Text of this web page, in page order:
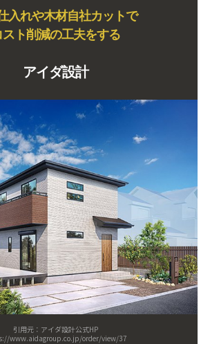
入れや木材自社カットで
スト削減の工夫をする
アイダ設計
引用元：アイダ設計公式HP
www.aidagroup.co.jp/order/view/37